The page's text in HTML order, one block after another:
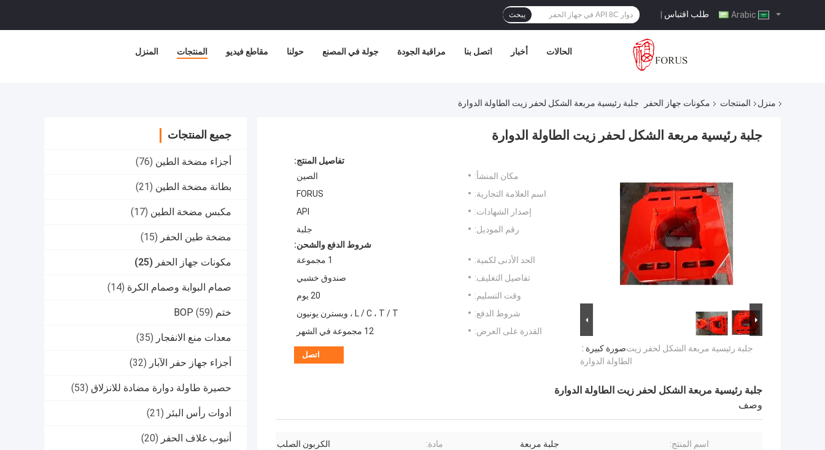
طلب اقتباس | يبحث
المنزل المنتجات مقاطع فيديو حولنا جولة في المصنع مراقبة الجودة اتصل بنا أخبار الحالات
منزل المنتجات مكونات جهاز الحفر جلبة رئيسية مربعة الشكل لحفر زيت الطاولة الدوارة
جميع المنتجات
أجزاء مضخة الطين (76)
بطانة مضخة الطين (21)
مكبس مضخة الطين (17)
مضخة طين الحفر (15)
مكونات جهاز الحفر (25)
صمام البوابة وصمام الكرة (14)
ختم BOP (59)
معدات منع الانفجار (35)
أجزاء جهاز حفر الآبار (32)
حصيرة طاولة دوارة مضادة للانزلاق (53)
أدوات رأس البئر (21)
أنبوب غلاف الحفر (20)
جلبة رئيسية مربعة الشكل لحفر زيت الطاولة الدوارة
صورة كبيرة :جلبة رئيسية مربعة الشكل لحفر زيت
الطاولة الدوارة
تفاصيل المنتج:
مكان المنشأ:
الصين
اسم العلامة التجارية:
FORUS
إصدار الشهادات:
API
رقم الموديل:
جلبة
شروط الدفع والشحن:
الحد الأدنى لكمية:
1 مجموعة
تفاصيل التغليف:
صندوق خشبي
وقت التسليم:
20 يوم
شروط الدفع:
L / C ، T / T ، ويسترن يونيون
القدرة على العرض:
12 مجموعة في الشهر
اتصل
جلبة رئيسية مربعة الشكل لحفر زيت الطاولة الدوارة
وصف
اسم المنتج: جلبة مربعة مادة: الكربون الصلب